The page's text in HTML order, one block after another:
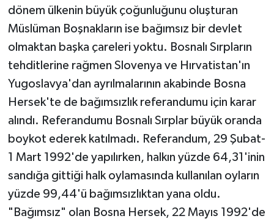
dönem ülkenin büyük çoğunluğunu oluşturan
Müslüman Boşnakların ise bağımsız bir devlet
olmaktan başka çareleri yoktu. Bosnalı Sırpların
tehditlerine rağmen Slovenya ve Hırvatistan'ın
Yugoslavya'dan ayrılmalarının akabinde Bosna
Hersek'te de bağımsızlık referandumu için karar
alındı. Referandumu Bosnalı Sırplar büyük oranda
boykot ederek katılmadı. Referandum, 29 Şubat-
1 Mart 1992'de yapılırken, halkın yüzde 64,31'inin
sandığa gittiği halk oylamasında kullanılan oyların
yüzde 99,44'ü bağımsızlıktan yana oldu.
"Bağımsız" olan Bosna Hersek, 22 Mayıs 1992'de